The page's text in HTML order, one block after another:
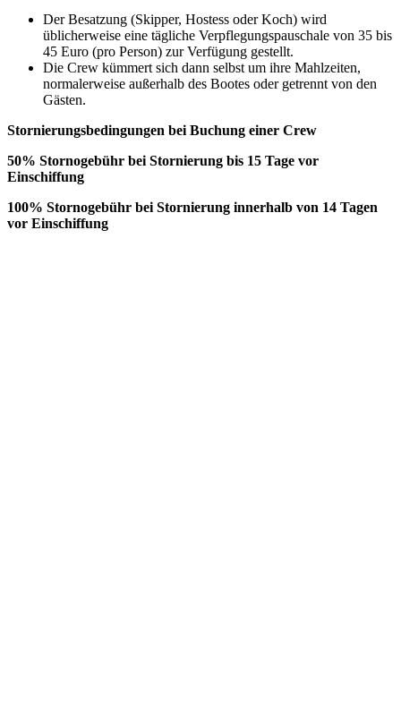
Der Besatzung (Skipper, Hostess oder Koch) wird
üblicherweise eine tägliche Verpflegungspauschale von 35 bis
45 Euro (pro Person) zur Verfügung gestellt.
Die Crew kümmert sich dann selbst um ihre Mahlzeiten,
normalerweise außerhalb des Bootes oder getrennt von den
Gästen.
Stornierungsbedingungen bei Buchung einer Crew
50% Stornogebühr bei Stornierung bis 15 Tage vor
Einschiffung
100% Stornogebühr bei Stornierung innerhalb von 14 Tagen
vor Einschiffung